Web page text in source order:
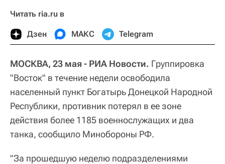
Читать ria.ru в
Дзен МАКС Telegram
МОСКВА, 23 мая - РИА Новости. Группировка
"Восток" в течение недели освободила
населенный пункт Богатырь Донецкой Народной
Республики, противник потерял в ее зоне
действия более 1185 военнослужащих и два
танка, сообщило Минобороны РФ.
"За прошедшую неделю подразделениями